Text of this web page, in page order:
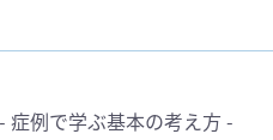
- 症例で学ぶ基本の考え方 -